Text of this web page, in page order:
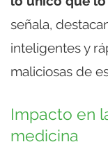
señala,
inteligentes y
maliciosas de
Impacto en
medicina